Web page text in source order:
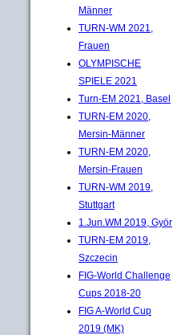
Männer
TURN-WM 2021,
Frauen
OLYMPISCHE
SPIELE 2021
Turn-EM 2021, Basel
TURN-EM 2020,
Mersin-Männer
TURN-EM 2020,
Mersin-Frauen
TURN-WM 2019,
Stuttgart
1.Jun.WM 2019, Györ
TURN-EM 2019,
Szczecin
FIG-World Challenge
Cups 2018-20
FIG A-World Cup
2019 (MK)